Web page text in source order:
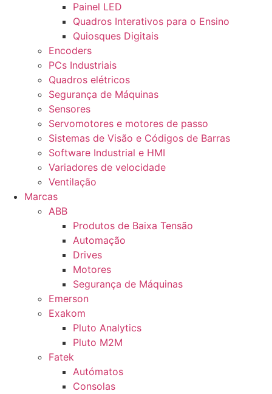
Painel LED
Quadros Interativos para o Ensino
Quiosques Digitais
Encoders
PCs Industriais
Quadros elétricos
Segurança de Máquinas
Sensores
Servomotores e motores de passo
Sistemas de Visão e Códigos de Barras
Software Industrial e HMI
Variadores de velocidade
Ventilação
Marcas
ABB
Produtos de Baixa Tensão
Automação
Drives
Motores
Segurança de Máquinas
Emerson
Exakom
Pluto Analytics
Pluto M2M
Fatek
Autómatos
Consolas